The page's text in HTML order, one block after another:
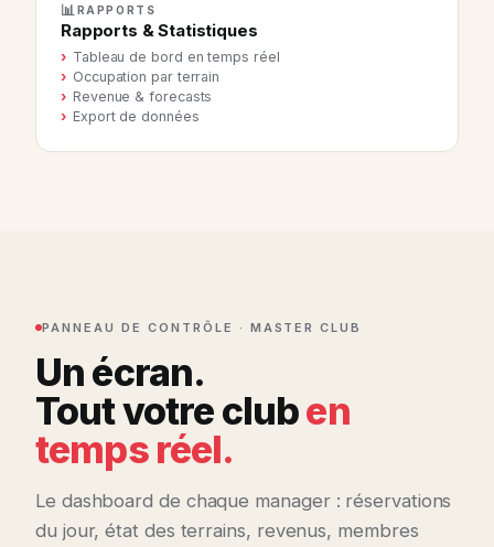
📊RAPPORTS
Rapports & Statistiques
Tableau de bord en temps réel
Occupation par terrain
Revenue & forecasts
Export de données
PANNEAU DE CONTRÔLE · MASTER CLUB
Un écran.
Tout votre cluben
temps réel.
Le dashboard de chaque manager : réservations
du jour, état des terrains, revenus, membres